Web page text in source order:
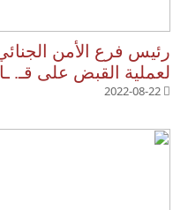
رئيس فرع الأمن
لعملية القبض على قـ.
2022-08-22